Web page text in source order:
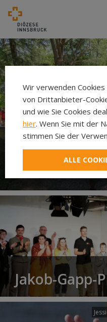
Neuer
Laudato si’
Jakob-Gapp-
Wir verwenden
von Drittanbieter-
und wie Sie Cookies
hier. Wenn Sie mit der
stimmen Sie der
ALLE